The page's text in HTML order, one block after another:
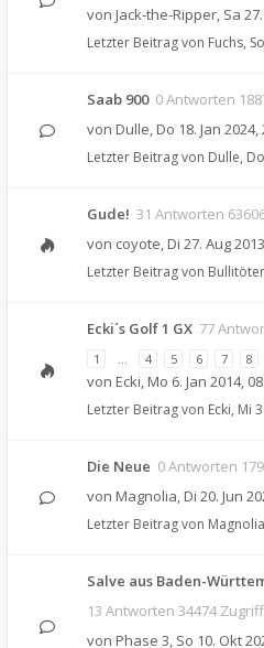
von Jack-the-Ripper, Sa
Letzter Beitrag von Fuchs,
Saab 900 0 Antworten
von Dulle, Do 18. Jan 2024,
Letzter Beitrag von Dulle,
Gude! 31 Antworten
von coyote, Di 27. Aug
Letzter Beitrag von Bullitöter
Ecki´s Golf 1 GX 77
1 … 4 5 6 7 8
von Ecki, Mo 6. Jan 2014,
Letzter Beitrag von Ecki, Mi
Die Neue 0 Antworten
von Magnolia, Di 20. Jun
Letzter Beitrag von Magnolia
Salve aus Baden-
13 Antworten 34474
von Phase 3, So 10. Okt